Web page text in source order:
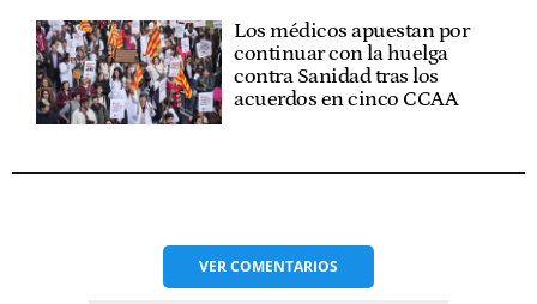
Los médicos apuestan por
continuar con la huelga
contra Sanidad tras los
acuerdos en cinco CCAA
VERCOMENTARIOS